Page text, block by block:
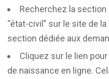
Recherchez la section
“état-civil” sur le site de
section dédiée aux
Cliquez sur le lien
de naissance en ligne.